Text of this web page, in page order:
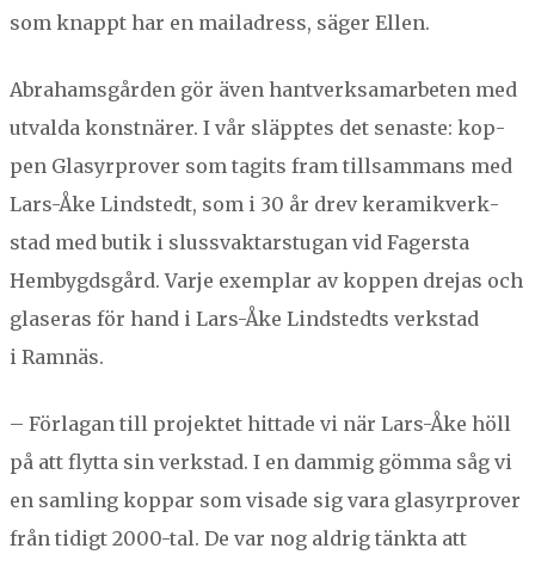
som knappt har en mailadress, säger Ellen.
Abra­hams­går­den gör även hantverk­samar­beten med
utval­da kon­st­när­er. I vår släpptes det senaste: kop­
pen Glasyr­prover som tag­its fram till­sam­mans med
Lars-Åke Lind­st­edt, som i 30 år drev keramikverk­
stad med butik i slussvak­tarstu­gan vid Fager­s­ta
Hem­bygds­gård. Var­je exem­plar av kop­pen dre­jas och
glaseras för hand i Lars-Åke Lind­st­edts verk­stad
i Ramnäs.
– För­la­gan till pro­jek­tet hit­tade vi när Lars-Åke höll
på att fly­t­ta sin verk­stad. I en dammig göm­ma såg vi
en sam­ling kop­par som visade sig vara glasyr­prover
från tidigt 2000-tal. De var nog aldrig tänk­ta att